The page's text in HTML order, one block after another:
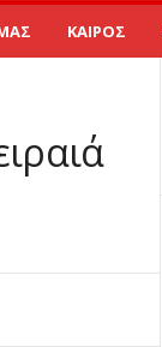
ΚΑΙΡΟΣ